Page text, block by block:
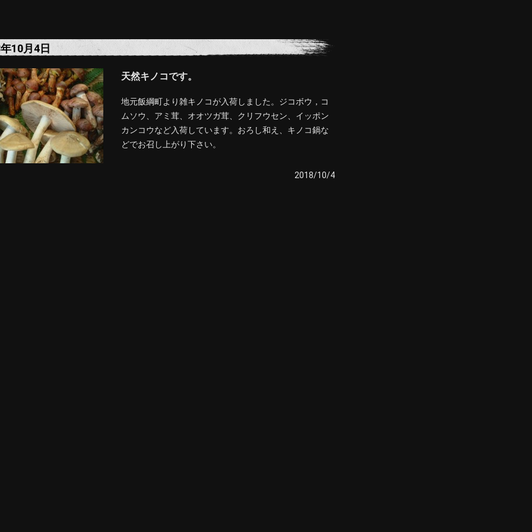
10月4日
天然キノコです。
地元飯綱町より雑キノコが入荷しました。ジコボウ，コ
ムソウ、アミ茸、オオツガ茸、クリフウセン、イッポン
カンコウなど入荷しています。おろし和え、キノコ鍋な
どでお召し上がり下さい。
2018/10/4